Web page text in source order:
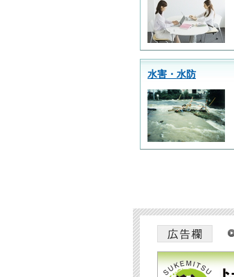
水害・水防